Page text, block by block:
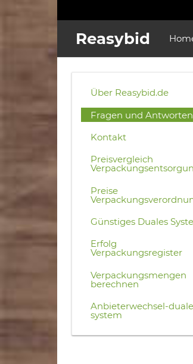
Reasybid
Über Reasybid.de
Fragen und Antworten
Kontakt
Preisvergleich
Preise
Günstiges Duales
Erfolg
Verpackungsregister
Verpackungsmengen
berechnen
Anbieterwechsel-
system